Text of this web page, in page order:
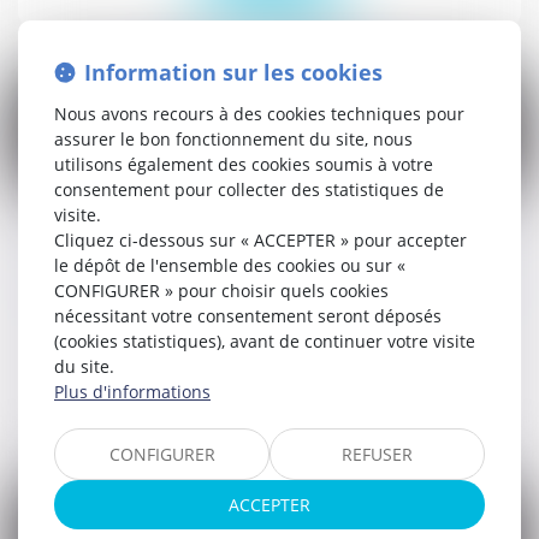
Vente d'une maison avec amiante :
responsabilité de l'agent immobilier et du
diagnostiqueur
07
avr.
Droit civil (03)
Information sur les cookies
Nous avons recours à des cookies techniques pour
assurer le bon fonctionnement du site, nous
utilisons également des cookies soumis à votre
consentement pour collecter des statistiques de
visite.
Cliquez ci-dessous sur « ACCEPTER » pour accepter
le dépôt de l'ensemble des cookies ou sur «
CONFIGURER » pour choisir quels cookies
nécessitant votre consentement seront déposés
(cookies statistiques), avant de continuer votre visite
du site.
Plus d'informations
CONFIGURER REFUSER
ACCEPTER